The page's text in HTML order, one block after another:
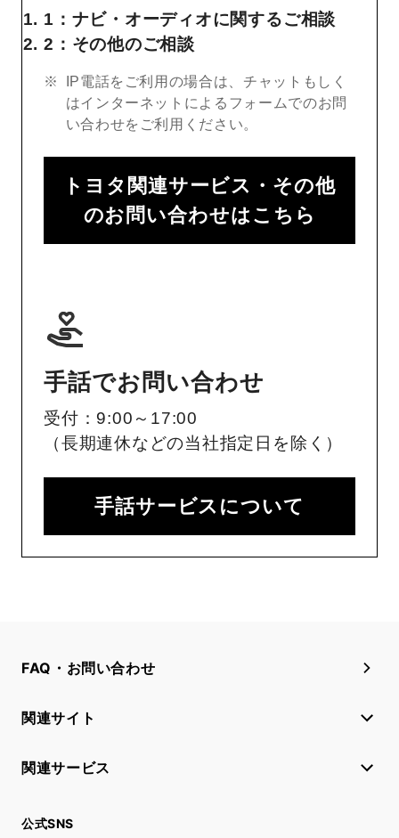
1：ナビ・オーディオに関するご相談
2：その他のご相談
IP電話をご利用の場合は、チャットもしく
はインターネットによるフォームでのお問
い合わせをご利用ください。
トヨタ関連サービス・その他
のお問い合わせはこちら
手話でお問い合わせ
受付：9:00～17:00
（長期連休などの当社指定日を除く）
手話サービスについて
FAQ・お問い合わせ
関連サイト
関連サービス
公式SNS